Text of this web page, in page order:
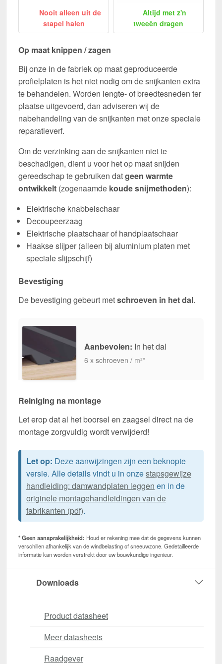
Nooit alleen uit de
stapel halen
Altijd met z'n
tweeën dragen
Op maat knippen / zagen
Bij onze in de fabriek op maat geproduceerde
profielplaten is het niet nodig om de snijkanten extra
te behandelen. Worden lengte- of breedtesneden ter
plaatse uitgevoerd, dan adviseren wij de
nabehandeling van de snijkanten met onze speciale
reparatieverf.
Om de verzinking aan de snijkanten niet te
beschadigen, dient u voor het op maat snijden
gereedschap te gebruiken datgeen warmte
ontwikkelt (zogenaamde koude snijmethoden):
Elektrische knabbelschaar
Decoupeerzaag
Elektrische plaatschaar of handplaatschaar
Haakse slijper (alleen bij aluminium platen met
speciale slijpschijf)
Bevestiging
De bevestiging gebeurt metschroeven in het dal.
Aanbevolen: In het dal
6 x schroeven / m²*
Reiniging na montage
Let erop dat al het boorsel en zaagsel direct na de
montage zorgvuldig wordt verwijderd!
Let op: Deze aanwijzingen zijn een beknopte
versie. Alle details vindt u in onzestapsgewijze
handleiding: damwandplaten leggen en in de
originele montagehandleidingen van de
fabrikanten (pdf).
* Geen aansprakelijkheid: Houd er rekening mee dat de gegevens kunnen
verschillen afhankelijk van de windbelasting of sneeuwzone. Gedetailleerde
informatie kan worden verstrekt door uw bouwkundige ingenieur.
Downloads
Product datasheet
Meer datasheets
Raadgever